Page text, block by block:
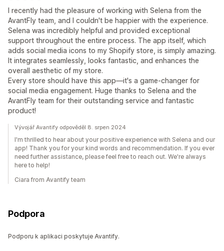
I recently had the pleasure of working with Selena from the
AvantFly team, and I couldn't be happier with the experience.
Selena was incredibly helpful and provided exceptional
support throughout the entire process. The app itself, which
adds social media icons to my Shopify store, is simply amazing.
It integrates seamlessly, looks fantastic, and enhances the
overall aesthetic of my store.
Every store should have this app—it's a game-changer for
social media engagement. Huge thanks to Selena and the
AvantFly team for their outstanding service and fantastic
product!
Vývojář Avantify odpověděl 8. srpen 2024
I'm thrilled to hear about your positive experience with Selena and our
app! Thank you for your kind words and recommendation. If you ever
need further assistance, please feel free to reach out. We're always
here to help!
Ciara from Avantify team
Podpora
Podporu k aplikaci poskytuje Avantify.